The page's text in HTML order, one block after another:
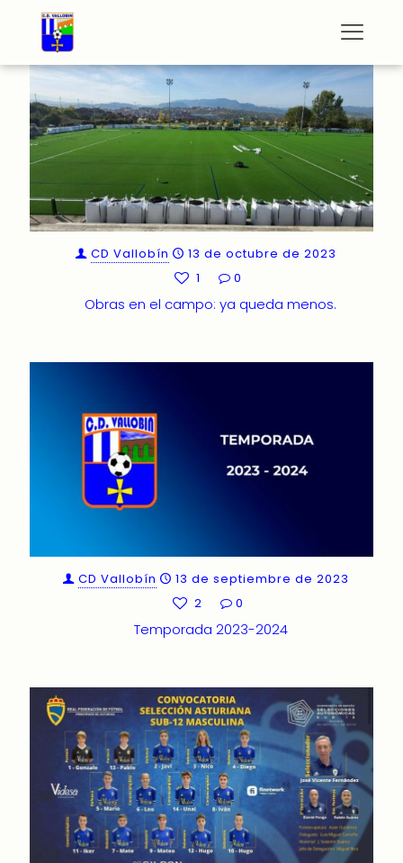
CD Vallobín
13 de octubre de 2023
1
0
Obras en el campo: ya queda menos.
CD Vallobín
13 de septiembre de 2023
2
0
Temporada 2023-2024